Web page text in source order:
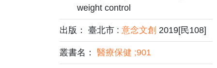
weight control
出版： 臺北市 :意念文創 2019[民108]
叢書名：醫療保健 ;901